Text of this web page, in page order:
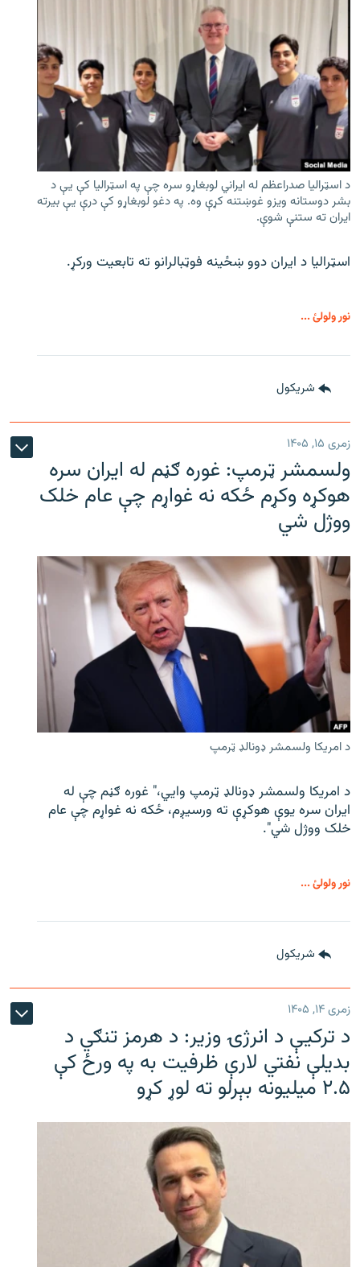
د اسټرالیا صدراعظم له ایراني لوبغاړو سره چې په اسټرالیا کې يې د
بشر دوستانه ویزو غوښتنه کړې وه. په دغو لوبغاړو کې درې يې بیرته
ایران ته ستنې شوې.
اسټرالیا د ایران دوو ښځینه فوټبالرانو ته تابعیت ورکړ.
نور ولولئ ...
شريکول
زمری ۱۵, ۱۴۰۵
ولسمشر ټرمپ: غوره ګڼم له ایران سره
هوکړه وکړم ځکه نه غواړم چې عام خلک
ووژل شي
د امریکا ولسمشر ډونالډ ټرمپ
د امریکا ولسمشر ډونالډ ټرمپ وايي،" غوره ګڼم چې له
ایران سره یوې هوکړې ته ورسیږم، ځکه نه غواړم چې عام
خلک ووژل شي".
نور ولولئ ...
شريکول
زمری ۱۴, ۱۴۰۵
د ترکیې د انرژۍ وزیر: د هرمز تنګي د
بدیلې نفتي لارې ظرفیت به په ورځ کې
۲.۵ میلیونه بېرلو ته لوړ کړو